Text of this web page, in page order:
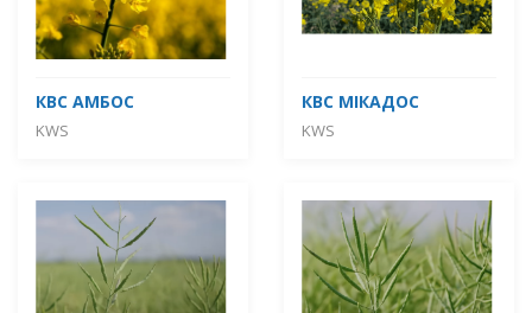
КВС АМБОС
KWS
КВС МІКАДОС
KWS